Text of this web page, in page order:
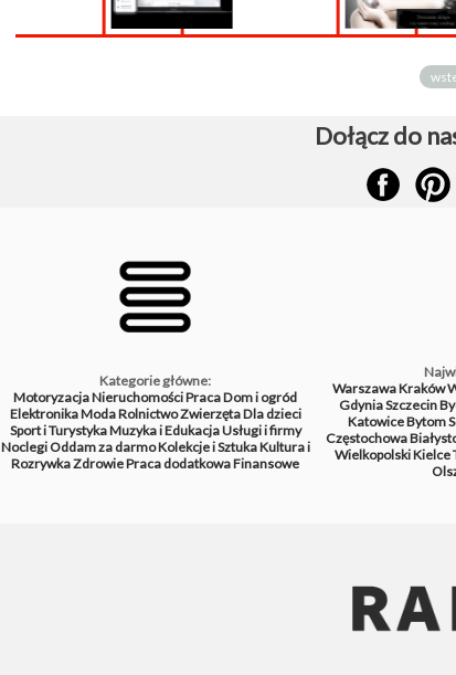
Dołącz do
Kategorie główne:
MotoryzacjaNieruchomościPracaDom i ogród
ElektronikaModaRolnictwoZwierzętaDla dzieci
Sport i TurystykaMuzyka i EdukacjaUsługi i firmy
NoclegiOddam za darmoKolekcje i SztukaKultura i
RozrywkaZdrowiePraca dodatkowaFinansowe
WarszawaKraków
GdyniaSzczecin
KatowiceBytom
Częstochowa
WielkopolskiKielce